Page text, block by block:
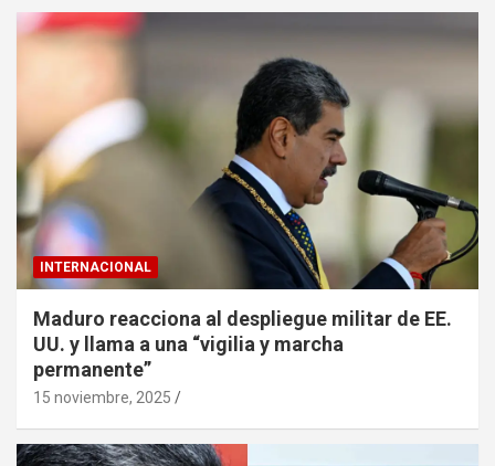
INTERNACIONAL
Maduro reacciona al despliegue militar de EE.
UU. y llama a una “vigilia y marcha
permanente”
15 noviembre, 2025